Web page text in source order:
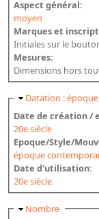
Aspect général:
moyen
Marques et
Initiales sur le
Mesures:
Dimensions hors
Masquer
Datation :
Date de création /
20e siècle
Epoque/Style/
époque
Date d'utilisation:
20e siècle
Masquer
Nombre